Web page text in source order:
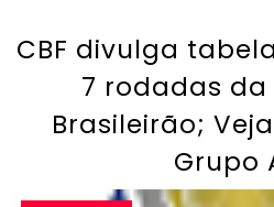
CBF divulga
7 rodadas da
Brasileirão;
Grupo